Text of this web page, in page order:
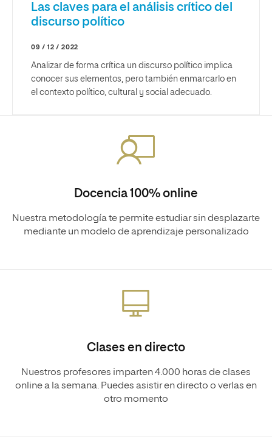
Las claves para el análisis crítico del
discurso político
09 / 12 / 2022
Analizar de forma crítica un discurso político implica
conocer sus elementos, pero también enmarcarlo en
el contexto político, cultural y social adecuado.
Docencia 100% online
Nuestra metodología te permite estudiar sin desplazarte
mediante un modelo de aprendizaje personalizado
Clases en directo
Nuestros profesores imparten 4.000 horas de clases
online a la semana. Puedes asistir en directo o verlas en
otro momento